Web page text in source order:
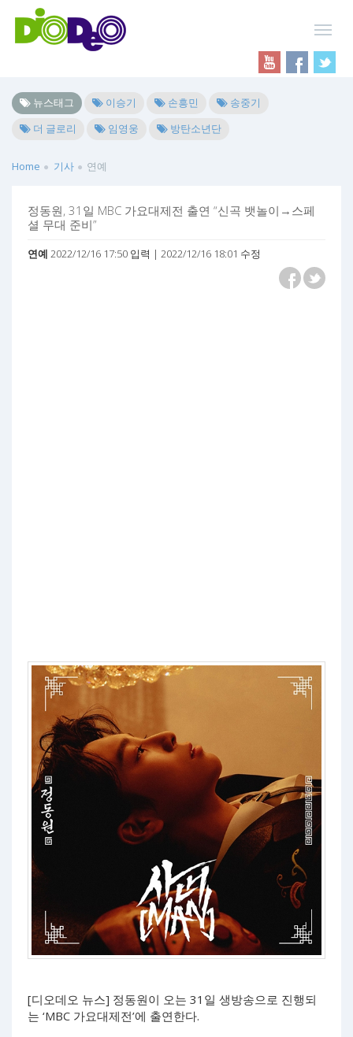
뉴스태그 이승기 손흥민
송중기
더 글로리
임영웅 방탄소년단
Home 기사 연예
정동원, 31일 MBC 가요대제전 출연 “신곡 뱃놀이→스페
셜 무대 준비”
연예 2022/12/16 17:50 입력 | 2022/12/16 18:01 수정
[디오데오 뉴스] 정동원이 오는 31일 생방송으로 진행되
는 ‘MBC 가요대제전’에 출연한다.